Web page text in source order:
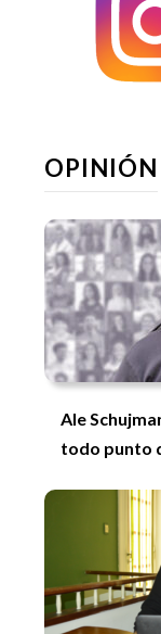
OPINIÓN
Ale
todo punto